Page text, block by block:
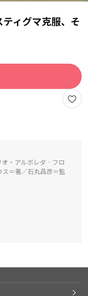
ィグマ克服、そ
オ・アルボレダ‐フロ
＝著／石丸昌彦＝監